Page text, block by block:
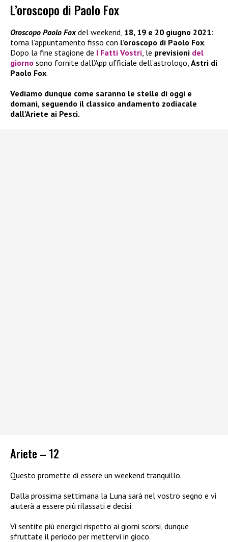
L’oroscopo di Paolo Fox
Oroscopo Paolo Foxdel weekend, 18, 19 e 20 giugno 2021:
torna l’appuntamento fisso con l’oroscopo di Paolo Fox.
Dopo la fine stagione de I Fatti Vostri, le previsioni del
giorno sono fornite dall’App ufficiale dell’astrologo, Astri di
Paolo Fox.
Vediamo dunque come saranno le stelle di oggi e
domani, seguendo il classico andamento zodiacale
dall’Ariete ai Pesci.
Ariete – 12
Questo promette di essere un weekend tranquillo.
Dalla prossima settimana la Luna sarà nel vostro segno e vi
aiuterà a essere più rilassati e decisi.
Vi sentite più energici rispetto ai giorni scorsi, dunque
sfruttate il periodo per mettervi in gioco.